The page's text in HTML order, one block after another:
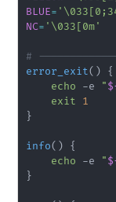
BLUE=
NC= '\033[0m'
#
error_exit( )
{
echo -e "
exit
1
}
info( )
{
echo -e "
}